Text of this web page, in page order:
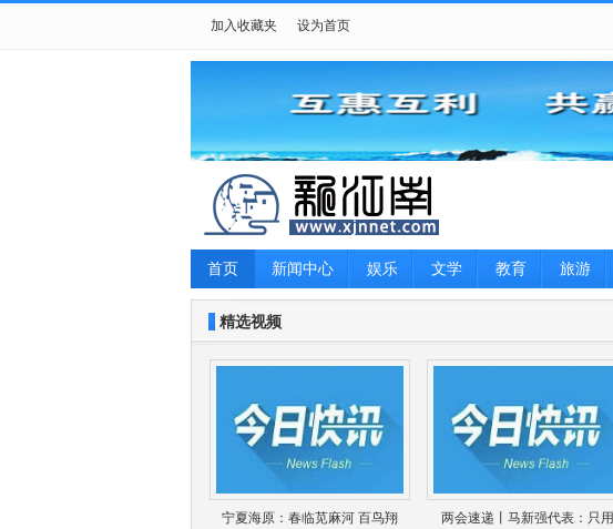
加入收藏夹 设为首页
首页 新闻中心 娱乐 文学 教育 旅游
精选视频
宁夏海原：春临苋麻河 百鸟翔 两会速递丨马新强代表：只用